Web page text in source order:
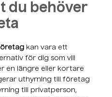
du behöver
kan vara ett
för dig som vill
en längre eller kortare
uthyrning till företag
till privatperson,